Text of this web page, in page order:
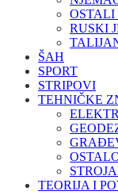
OSTALI
RUSKI
ŠAH
SPORT
STRIPOVI
TEHNIČKE
TEORIJA I